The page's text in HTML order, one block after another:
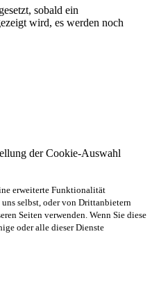
sobald ein
wird, es werden noch
der Cookie-Auswahl
erweiterte Funktionalität
selbst, oder von Drittanbietern
Seiten verwenden. Wenn Sie diese
oder alle dieser Dienste